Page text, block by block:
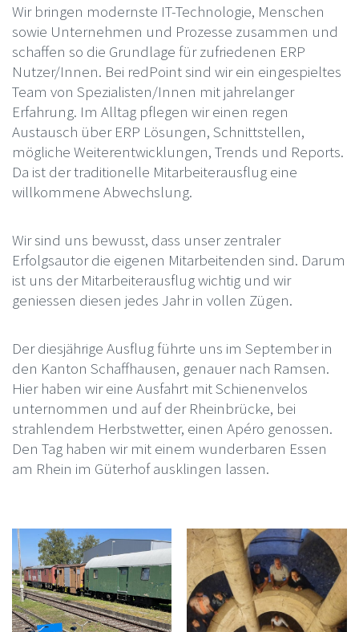
Wir bringen modernste IT-Technologie, Menschen
sowie Unternehmen und Prozesse zusammen und
schaffen so die Grundlage für zufriedenen ERP
Nutzer/Innen. Bei redPoint sind wir ein eingespieltes
Team von Spezialisten/Innen mit jahrelanger
Erfahrung. Im Alltag pflegen wir einen regen
Austausch über ERP Lösungen, Schnittstellen,
mögliche Weiterentwicklungen, Trends und Reports.
Da ist der traditionelle Mitarbeiterausflug eine
willkommene Abwechslung.
Wir sind uns bewusst, dass unser zentraler
Erfolgsautor die eigenen Mitarbeitenden sind. Darum
ist uns der Mitarbeiterausflug wichtig und wir
geniessen diesen jedes Jahr in vollen Zügen.
Der diesjährige Ausflug führte uns im September in
den Kanton Schaffhausen, genauer nach Ramsen.
Hier haben wir eine Ausfahrt mit Schienenvelos
unternommen und auf der Rheinbrücke, bei
strahlendem Herbstwetter, einen Apéro genossen.
Den Tag haben wir mit einem wunderbaren Essen
am Rhein im Güterhof ausklingen lassen.